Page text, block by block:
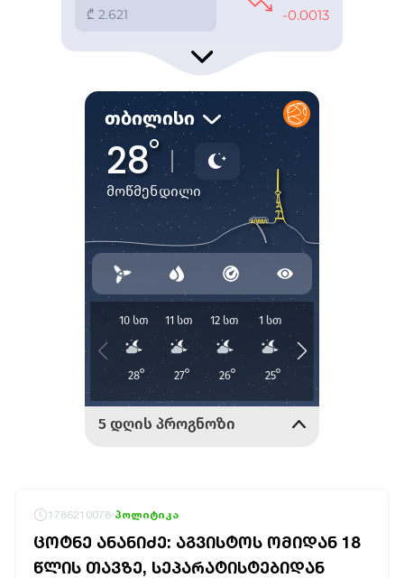
1786210078 პოლიტიკა
ᲪᲝᲢᲜᲔ ᲐᲜᲐᲜᲘᲫᲔ: ᲐᲒᲕᲘᲡᲢᲝᲡ ᲝᲛᲘᲓᲐᲜ 18
ᲬᲚᲘᲡ ᲗᲐᲕᲖᲔ, ᲡᲔᲞᲐᲠᲐᲢᲘᲡᲢᲔᲑᲘᲓᲐᲜ